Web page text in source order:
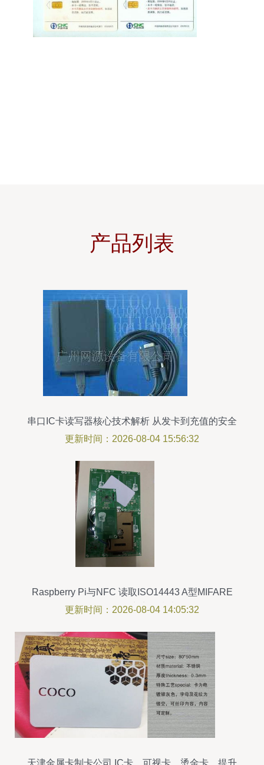
产品列表
串口IC卡读写器核心技术解析 从发卡到充值的安全
防护体系
更新时间：2026-08-04 15:56:32
Raspberry Pi与NFC 读取ISO14443 A型MIFARE
Classic IC卡实战指南
更新时间：2026-08-04 14:05:32
天津金属卡制卡公司 IC卡、可视卡、烫金卡，提升